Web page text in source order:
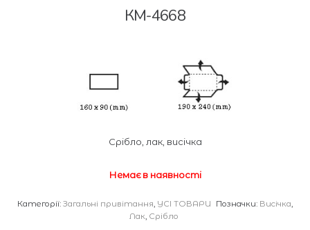
КМ-4668
Срібло, лак, висічка
Немає в наявності
Категорії:Загальні привітання, УСІ ТОВАРИ Позначки: Висічка,
Лак, Срібло